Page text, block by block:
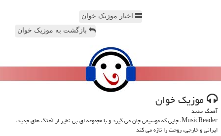
اخبار موزیک خوان
بازگشت به موزیک خوان
موزیك خوان
آهنگ جدید
MusicReader، جایی که موسیقی جان می گیرد و با مجموعه ای بی نظیر از آهنگ های جدید،
ایرانی و خارجی، روحت را تازه می کند